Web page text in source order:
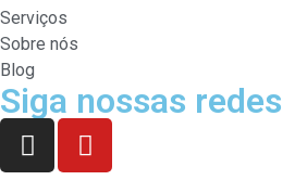
Serviços
Sobre nós
Blog
Siga nossas redes